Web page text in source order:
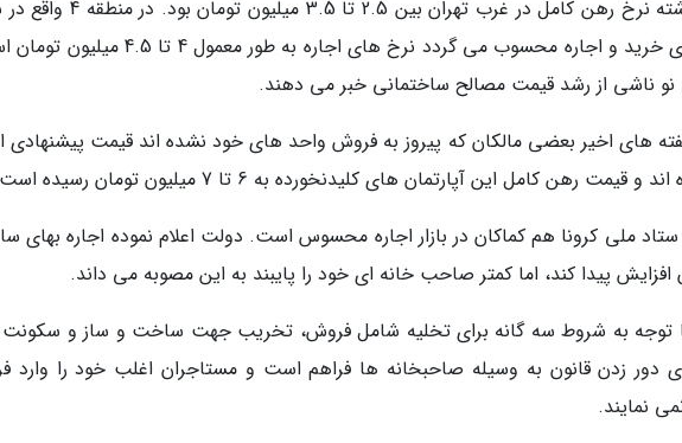
این در حالی است که سال گذشته نرخ رهن کامل در غرب تهران بین 2.5
تهران که منطقه ای پرتقاضا برای خرید و اجاره محسوب می گردد نرخ های اجاره به طور
نو ناشی از رشد قیمت مصالح ساختمانی خبر می دهند.
های اخیر بعضی مالکان که پیروز به فروش واحد های خود نشده اند قیمت پیشنهادی
کامل این آپارتمان های کلیدنخورده به 6 تا 7 میلیون تومان رسیده است.
ملی کرونا هم کماکان در بازار اجاره محسوس است. دولت اعلام نموده اجاره بهای
توجه به شروط سه گانه برای تخلیه شامل فروش، تخریب جهت ساخت و ساز و
دور زدن قانون به وسیله صاحبخانه ها فراهم است و مستاجران اغلب خود را وارد
نمایند.